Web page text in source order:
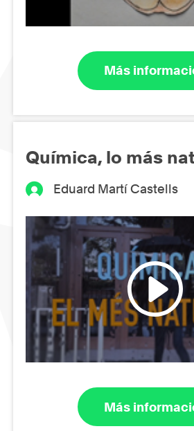
Más
Química, lo más
Eduard Martí Castells
Más